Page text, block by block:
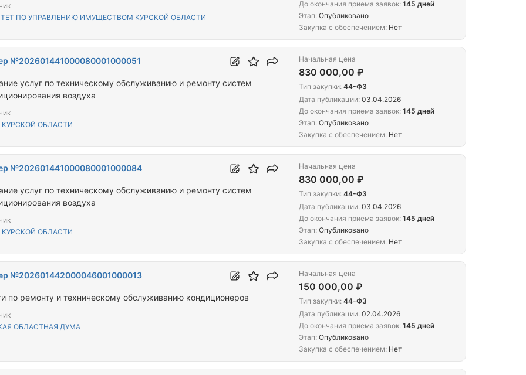
ПО УПРАВЛЕНИЮ ИМУЩЕСТВОМ КУРСКОЙ ОБЛАСТИ
До окончания приема заявок: 145 дней
Этап: Опубликовано
Закупка с обеспечением: Нет
№202601441000080001000051
услуг по техническому обслуживанию и ремонту систем
воздуха
КУРСКОЙ ОБЛАСТИ
Начальная цена
830 000,00 ₽
Тип закупки: 44-ФЗ
Дата публикации: 03.04.2026
До окончания приема заявок: 145 дней
Этап: Опубликовано
Закупка с обеспечением: Нет
№202601441000080001000084
услуг по техническому обслуживанию и ремонту систем
воздуха
КУРСКОЙ ОБЛАСТИ
Начальная цена
830 000,00 ₽
Тип закупки: 44-ФЗ
Дата публикации: 03.04.2026
До окончания приема заявок: 145 дней
Этап: Опубликовано
Закупка с обеспечением: Нет
№202601442000046001000013
по ремонту и техническому обслуживанию кондиционеров
ОБЛАСТНАЯ ДУМА
Начальная цена
150 000,00 ₽
Тип закупки: 44-ФЗ
Дата публикации: 02.04.2026
До окончания приема заявок: 145 дней
Этап: Опубликовано
Закупка с обеспечением: Нет